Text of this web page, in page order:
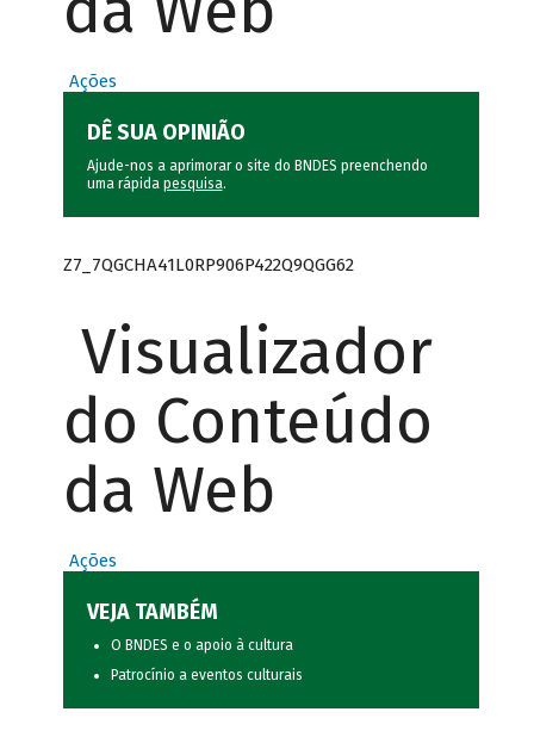
Ações
DÊ SUA OPINIÃO
Ajude-nos a aprimorar o site do BNDES preenchendo
uma rápida pesquisa.
Z7_7QGCHA41L0RP906P422Q9QGG62
Visualizador
do Conteúdo
da Web
Ações
VEJA TAMBÉM
O BNDES e o apoio à cultura
Patrocínio a eventos culturais